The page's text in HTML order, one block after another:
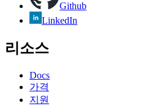
Github
LinkedIn
리소스
Docs
가격
지원